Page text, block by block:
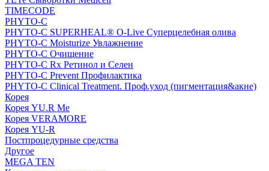
TIMECODE
PHYTO-C
PHYTO-C SUPERHEAL® O-Live Суперцелебная олива
PHYTO-C Moisturize Увлажнение
PHYTO-C Очищение
PHYTO-C Rx Ретинол и Селен
PHYTO-C Prevent Профилактика
PHYTO-C Clinical Treatment. Проф.уход (пигментация&акне)
Корея
Корея YU.R Me
Корея VERAMORE
Корея YU-R
Постпроцедурные средства
Другое
MEGA TEN